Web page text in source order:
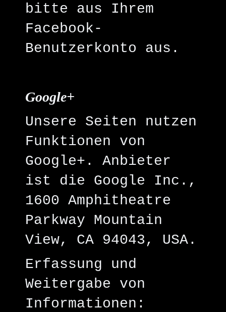
bitte aus Ihrem
Facebook-
Benutzerkonto aus.
Google+
Unsere Seiten nutzen
Funktionen von
Google+. Anbieter
ist die Google Inc.,
1600 Amphitheatre
Parkway Mountain
View, CA 94043, USA.
Erfassung und
Weitergabe von
Informationen: